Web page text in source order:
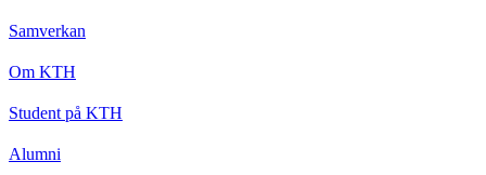
Samverkan
Om KTH
Student på KTH
Alumni